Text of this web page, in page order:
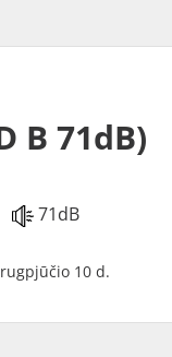
B 71dB)
71dB
10 d.